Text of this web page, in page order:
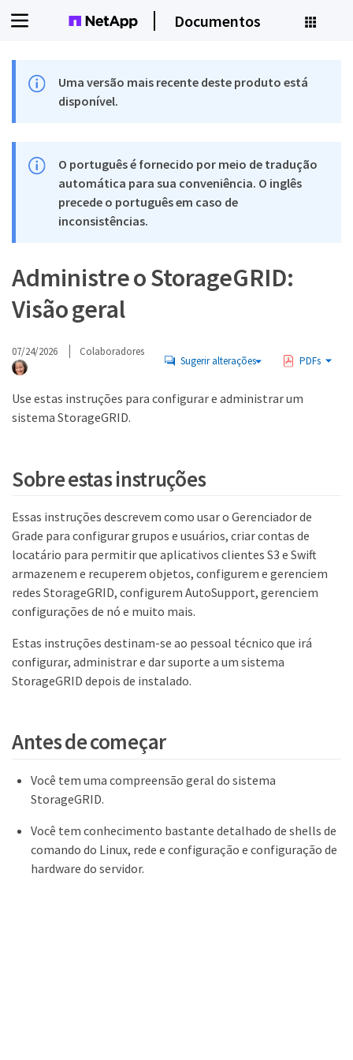
Documentos
Uma versão mais recente deste produto está
disponível.
O português é fornecido por meio de tradução
automática para sua conveniência. O inglês
precede o português em caso de
inconsistências.
Administre o StorageGRID:
Visão geral
07/24/2026 Colaboradores
Sugerir alterações PDFs
Use estas instruções para configurar e administrar um
sistema StorageGRID.
Sobre estas instruções
Essas instruções descrevem como usar o Gerenciador de
Grade para configurar grupos e usuários, criar contas de
locatário para permitir que aplicativos clientes S3 e Swift
armazenem e recuperem objetos, configurem e gerenciem
redes StorageGRID, configurem AutoSupport, gerenciem
configurações de nó e muito mais.
Estas instruções destinam-se ao pessoal técnico que irá
configurar, administrar e dar suporte a um sistema
StorageGRID depois de instalado.
Antes de começar
Você tem uma compreensão geral do sistema
StorageGRID.
Você tem conhecimento bastante detalhado de shells de
comando do Linux, rede e configuração e configuração de
hardware do servidor.